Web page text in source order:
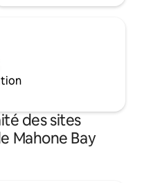
des sites
Mahone Bay